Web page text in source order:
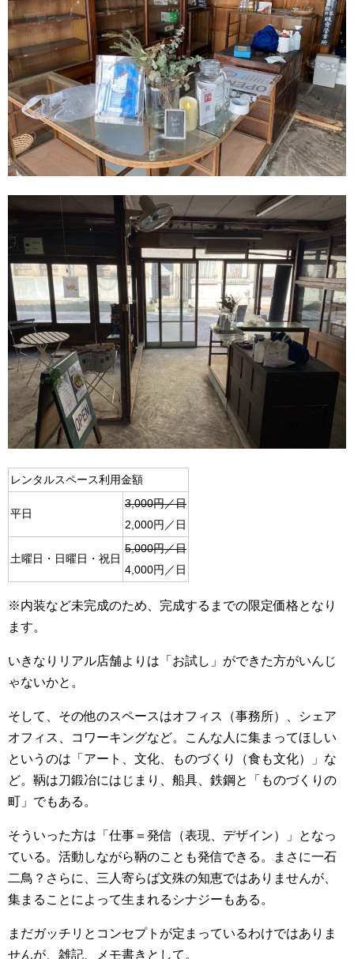
レンタルスペース利用金額
平日
3,000円／日
2,000円／日
土曜日・日曜日・祝日
5,000円／日
4,000円／日
※内装など未完成のため、完成するまでの限定価格となり
ます。
いきなりリアル店舗よりは「お試し」ができた方がいんじ
ゃないかと。
そして、その他のスペースはオフィス（事務所）、シェア
オフィス、コワーキングなど。こんな人に集まってほしい
というのは「アート、文化、ものづくり（食も文化）」な
ど。鞆は刀鍛冶にはじまり、船具、鉄鋼と「ものづくりの
町」でもある。
そういった方は「仕事＝発信（表現、デザイン）」となっ
ている。活動しながら鞆のことも発信できる。まさに一石
二鳥？さらに、三人寄らば文殊の知恵ではありませんが、
集まることによって生まれるシナジーもある。
まだガッチリとコンセプトが定まっているわけではありま
せんが、雑記、メモ書きとして。